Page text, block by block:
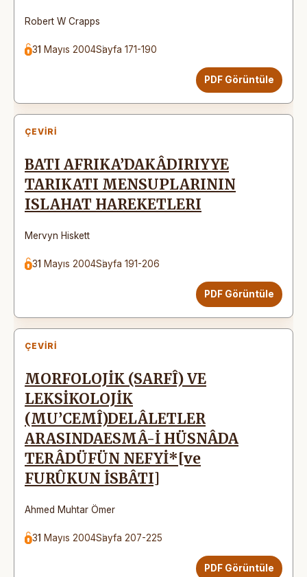
Robert W Crapps
31 Mayıs 2004Sayfa 171-190
PDF Görüntüle
ÇEVIRI
BATI AFRIKA’DAKÂDIRIYYE
TARIKATI MENSUPLARININ
ISLAHAT HAREKETLERI
Mervyn Hiskett
31 Mayıs 2004Sayfa 191-206
PDF Görüntüle
ÇEVIRI
MORFOLOJİK (SARFÎ) VE
LEKSİKOLOJİK
(MU’CEMÎ)DELÂLETLER
ARASINDAESMÂ-İ HÜSNÂDA
TERÂDÜFÜN NEFYİ*[ve
FURÛKUN İSBÂTI]
Ahmed Muhtar Ömer
31 Mayıs 2004Sayfa 207-225
PDF Görüntüle